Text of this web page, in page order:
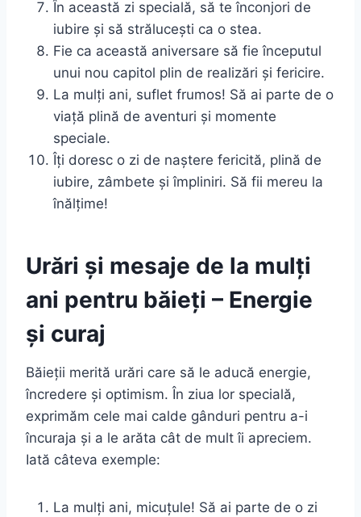
În această zi specială, să te înconjori de
iubire și să strălucești ca o stea.
Fie ca această aniversare să fie începutul
unui nou capitol plin de realizări și fericire.
La mulți ani, suflet frumos! Să ai parte de o
viață plină de aventuri și momente
speciale.
Îți doresc o zi de naștere fericită, plină de
iubire, zâmbete și împliniri. Să fii mereu la
înălțime!
Urări și mesaje de la mulți
ani pentru băieți – Energie
și curaj
Băieții merită urări care să le aducă energie,
încredere și optimism. În ziua lor specială,
exprimăm cele mai calde gânduri pentru a-i
încuraja și a le arăta cât de mult îi apreciem.
Iată câteva exemple:
La mulți ani, micuțule! Să ai parte de o zi